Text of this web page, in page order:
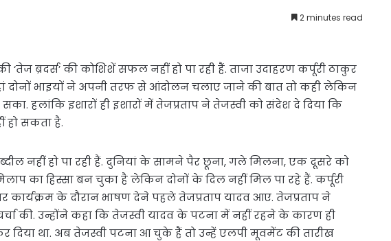
2 minutes read
ब्रदर्स’ की कोशिशें सफल नहीं हो पा रही हैं. ताजा उदाहरण कर्पूरी ठाकुर
दोनों भाइयों ने अपनी तरफ से आंदोलन चलाए जाने की बात तो कही लेकिन
हलांकि इशारों ही इशारों में तेजप्रताप ने तेजस्वी को संदेश दे दिया कि
हो सकता है.
नहीं हो पा रही हैं. दुनियां के सामने पैर छूना, गले मिलना, एक दूसरे को
का हिस्सा बन चुका है लेकिन दोनों के दिल नहीं मिल पा रहे हैं. कर्पूरी
के दौरान भाषण देने पहले तेजप्रताप यादव आए. तेजप्रताप ने
की. उन्होंने कहा कि तेजस्वी यादव के पटना में नहीं रहने के कारण ही
दिया था. अब तेजस्वी पटना आ चुके हैं तो उन्हें एलपी मूवमेंट की तारीख